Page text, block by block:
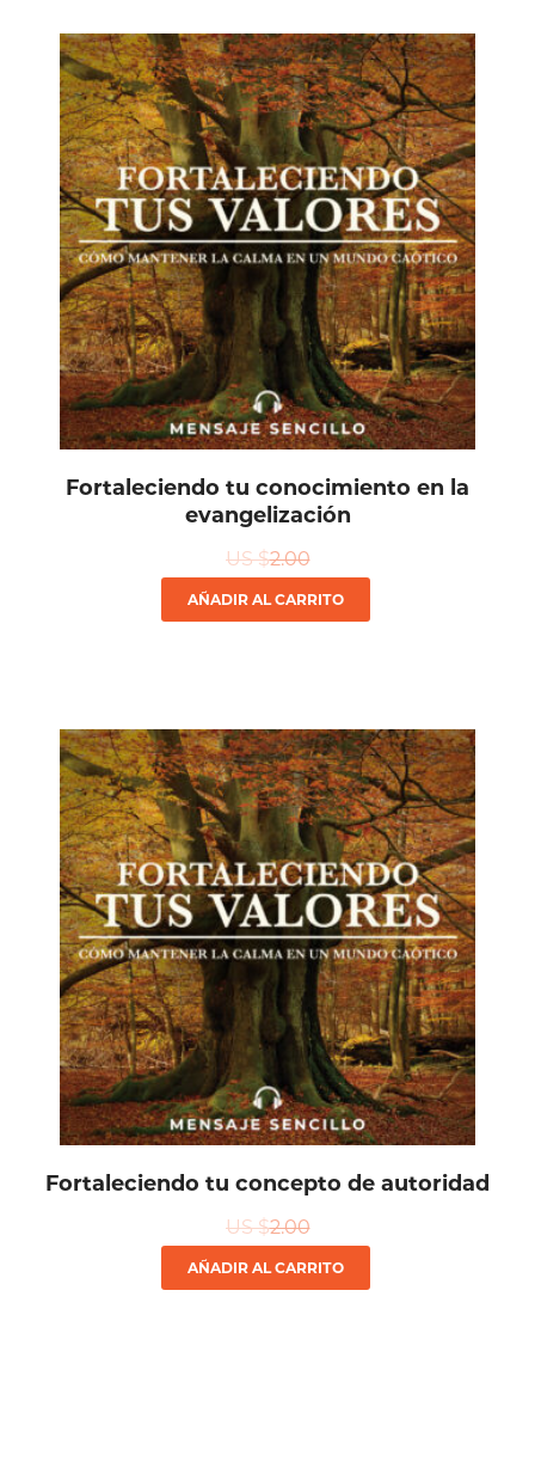
Fortaleciendo tu conocimiento en la
evangelización
US $2.00
AÑADIR AL CARRITO
Fortaleciendo tu concepto de autoridad
US $2.00
AÑADIR AL CARRITO